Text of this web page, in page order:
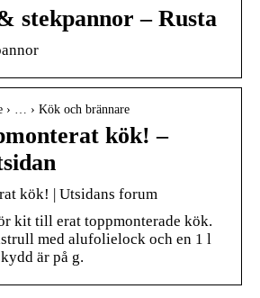
stekpannor – Rusta
› … › Kök och brännare
kök! –
kök! | Utsidans forum
kit till erat toppmonterade kök.
med alufolielock och en 1 l
är på g.